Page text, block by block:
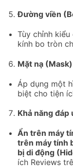
Đường viền
Tùy chỉnh
kính bo tròn
Mặt nạ
Áp dụng một
biệt cho tiện
Khả năng
Ẩn trên máy
trên máy tính
bị di động
ích Reviews